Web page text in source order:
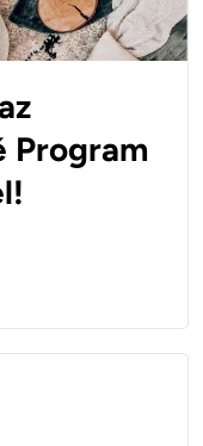
Program